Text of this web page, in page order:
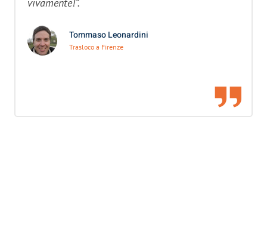
Tommaso Leonardini
Trasloco a Firenze